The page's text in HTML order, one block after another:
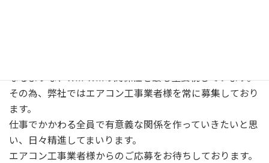
なるような、Win-Winの関係性を最も重要視しています。
その為、弊社ではエアコン工事業者様を常に募集しており
ます。
仕事でかかわる全員で有意義な関係を作っていきたいと思
い、日々精進してまいります。
エアコン工事業者様からのご応募をお待ちしております。